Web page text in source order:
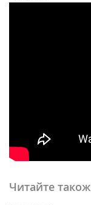
Читайте також